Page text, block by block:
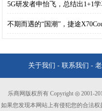
5G研发者申怡飞，总结出1+1
不期而遇的“国潮”，捷途
关于我们 - 联系我们 -
乐商网版权所有 Copyright ◎ 2001-
如果您发现本网站上有侵犯您的合法